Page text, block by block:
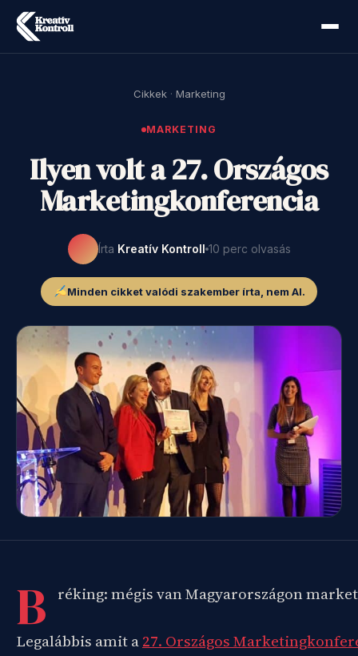
Cikkek · Marketing
MARKETING
Ilyen volt a 27. Országos
Marketingkonferencia
Írta Kreatív Kontroll 10 perc olvasás
Minden cikket valódi szakember írta, nem AI.
B réking: mégis van Magyarországon
Legalábbis amit a27. Országos